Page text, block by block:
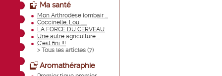
Ma santé
Mon Arthrodèse lombair ...
Coccinelle, Lou ......
LA FORCE DU CERVEAU
Une autre agriculture ...
C'est fini !!!
> Tous les articles (7)
Aromathéraphie